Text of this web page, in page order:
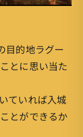
目的地ラグー
とに思い当た
ていれば入城
とができるか